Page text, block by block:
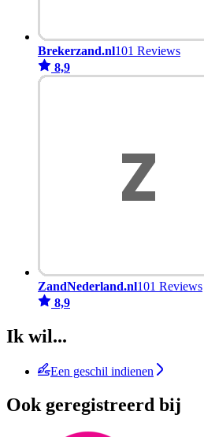
Brekerzand.nl101 Reviews
8,9
ZandNederland.nl101 Reviews
8,9
Ik wil...
Een geschil indienen
Ook geregistreerd bij